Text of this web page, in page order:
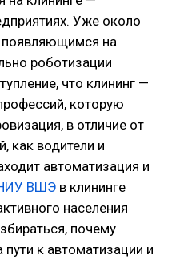
Уже около
появляющимся на
роботизации
что клининг —
которую
в отличие от
как водители и
автоматизация и
ВШЭ в клининге
населения
почему
пути к автоматизации и